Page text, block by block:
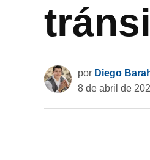
por Diego
8 de abril de